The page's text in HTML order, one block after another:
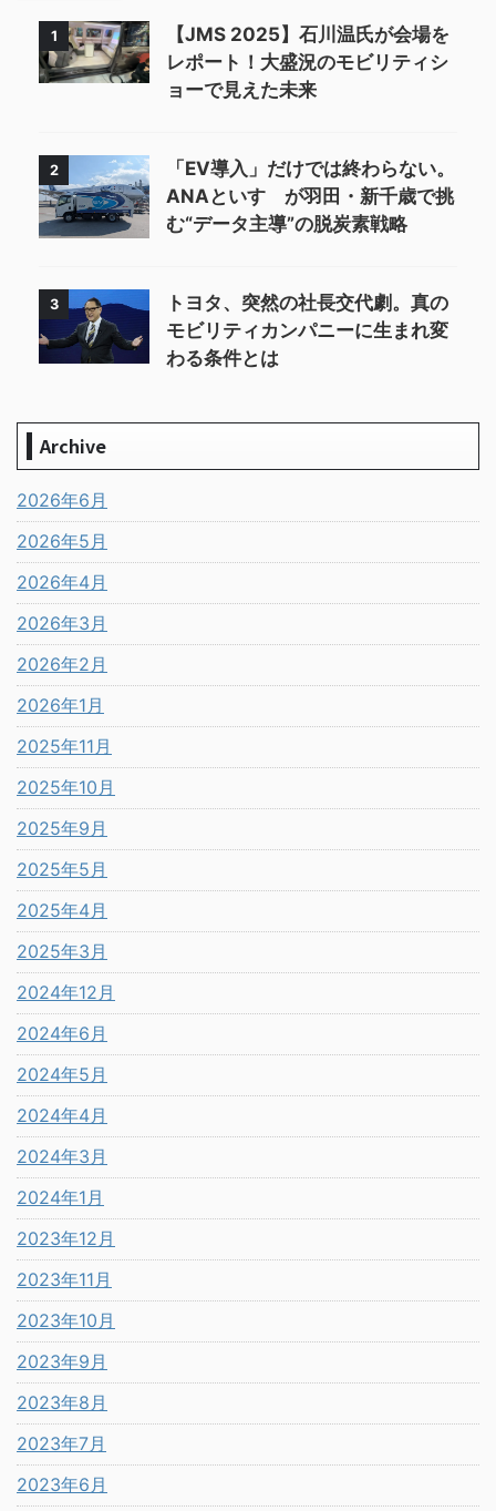
1
【JMS 2025】石川温氏が会場を
レポート！大盛況のモビリティシ
ョーで見えた未来
2
「EV導入」だけでは終わらない。
ANAといすゞが羽田・新千歳で挑
む“データ主導”の脱炭素戦略
3
トヨタ、突然の社長交代劇。真の
モビリティカンパニーに生まれ変
わる条件とは
Archive
2026年6月
2026年5月
2026年4月
2026年3月
2026年2月
2026年1月
2025年11月
2025年10月
2025年9月
2025年5月
2025年4月
2025年3月
2024年12月
2024年6月
2024年5月
2024年4月
2024年3月
2024年1月
2023年12月
2023年11月
2023年10月
2023年9月
2023年8月
2023年7月
2023年6月